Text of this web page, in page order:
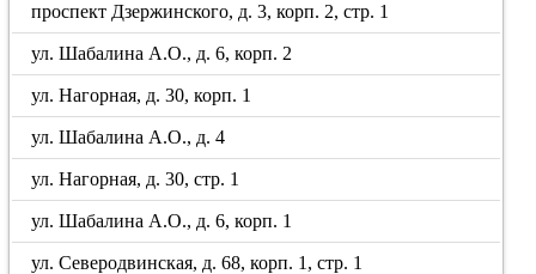
проспект Дзержинского, д. 3, корп. 2, стр. 1
ул. Шабалина А.О., д. 6, корп. 2
ул. Нагорная, д. 30, корп. 1
ул. Шабалина А.О., д. 4
ул. Нагорная, д. 30, стр. 1
ул. Шабалина А.О., д. 6, корп. 1
ул. Северодвинская, д. 68, корп. 1, стр. 1